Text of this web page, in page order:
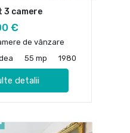
3 camere
€
de vânzare
55 mp 1980
detalii